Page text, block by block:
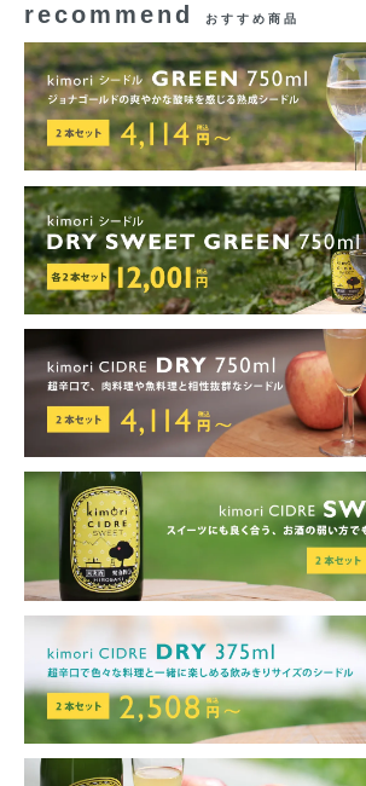
recommend おすすめ商品